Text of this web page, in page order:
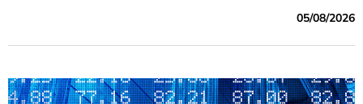
05/08/2026